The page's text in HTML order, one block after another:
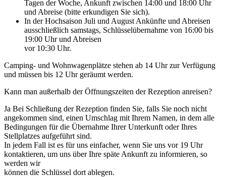
Tagen der Woche, Ankunft zwischen 14:00 und 18:00 Uhr
und Abreise (bitte erkundigen Sie sich).
In der Hochsaison Juli und August Ankünfte und Abreisen
ausschließlich samstags, Schlüsselübernahme von 16:00 bis
19:00 Uhr und Abreisen
vor 10:30 Uhr.
Camping- und Wohnwagenplätze stehen ab 14 Uhr zur Verfügung
und müssen bis 12 Uhr geräumt werden.
Kann man außerhalb der Öffnungszeiten der Rezeption anreisen?
Ja Bei Schließung der Rezeption finden Sie, falls Sie noch nicht
angekommen sind, einen Umschlag mit Ihrem Namen, in dem alle
Bedingungen für die Übernahme Ihrer Unterkunft oder Ihres
Stellplatzes aufgeführt sind.
In jedem Fall ist es für uns einfacher, wenn Sie uns vor 19 Uhr
kontaktieren, um uns über Ihre späte Ankunft zu informieren, so
werden wir
können die Schlüssel dort ablegen.